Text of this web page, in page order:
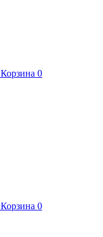
Корзина 0
Корзина 0